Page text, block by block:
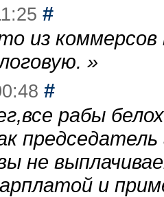
#
из
»
#
рабы
не
и